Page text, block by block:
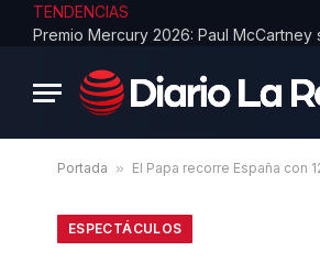
TENDENCIAS
Portada » El Papa recorre España con
ESPECTÁCULOS